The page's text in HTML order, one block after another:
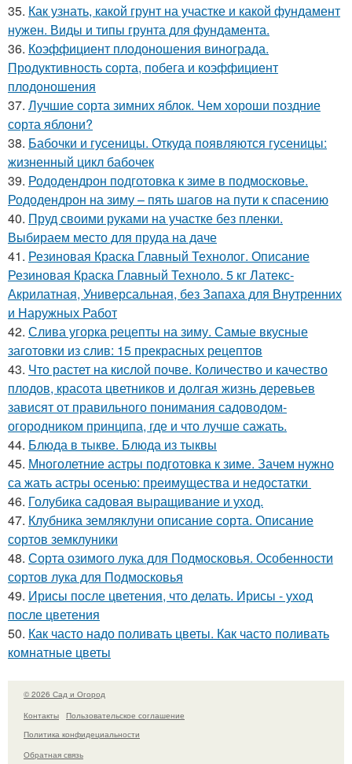
35. Как узнать, какой грунт на участке и какой фундамент
нужен. Виды и типы грунта для фундамента.
36. Коэффициент плодоношения винограда.
Продуктивность сорта, побега и коэффициент
плодоношения
37. Лучшие сорта зимних яблок. Чем хороши поздние
сорта яблони?
38. Бабочки и гусеницы. Откуда появляются гусеницы:
жизненный цикл бабочек
39. Рододендрон подготовка к зиме в подмосковье.
Рододендрон на зиму – пять шагов на пути к спасению
40. Пруд своими руками на участке без пленки.
Выбираем место для пруда на даче
41. Резиновая Краска Главный Технолог. Описание
Резиновая Краска Главный Техноло. 5 кг Латекс-
Акрилатная, Универсальная, без Запаха для Внутренних
и Наружных Работ
42. Слива угорка рецепты на зиму. Самые вкусные
заготовки из слив: 15 прекрасных рецептов
43. Что растет на кислой почве. Количество и качество
плодов, красота цветников и долгая жизнь деревьев
зависят от правильного понимания садоводом-
огородником принципа, где и что лучше сажать.
44. Блюда в тыкве. Блюда из тыквы
45. Многолетние астры подготовка к зиме. Зачем нужно
са жать астры осенью: преимущества и недостатки
46. Голубика садовая выращивание и уход.
47. Клубника земляклуни описание сорта. Описание
сортов земклуники
48. Сорта озимого лука для Подмосковья. Особенности
сортов лука для Подмосковья
49. Ирисы после цветения, что делать. Ирисы - уход
после цветения
50. Как часто надо поливать цветы. Как часто поливать
комнатные цветы
© 2026 Сад и Огород
Контакты
Пользовательское соглашение
Политика конфидециальности
Обратная связь